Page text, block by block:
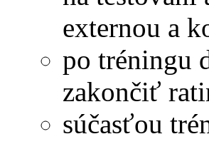
externou a
po tréningu
zakončiť
súčasťou